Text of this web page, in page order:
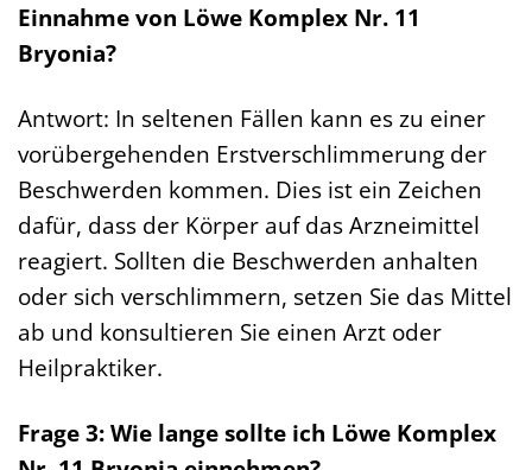
Einnahme von Löwe Komplex Nr. 11
Bryonia?
Antwort: In seltenen Fällen kann es zu einer
vorübergehenden Erstverschlimmerung der
Beschwerden kommen. Dies ist ein Zeichen
dafür, dass der Körper auf das Arzneimittel
reagiert. Sollten die Beschwerden anhalten
oder sich verschlimmern, setzen Sie das Mittel
ab und konsultieren Sie einen Arzt oder
Heilpraktiker.
Frage 3: Wie lange sollte ich Löwe Komplex